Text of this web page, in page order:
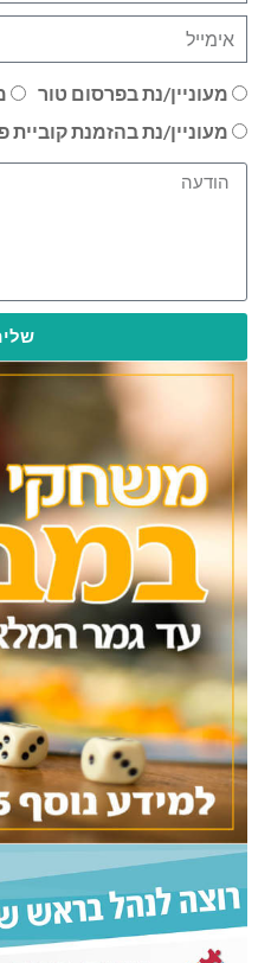
מעוניין/נת בפרסום טור
מעוניין/נת בהזמנת קוביית